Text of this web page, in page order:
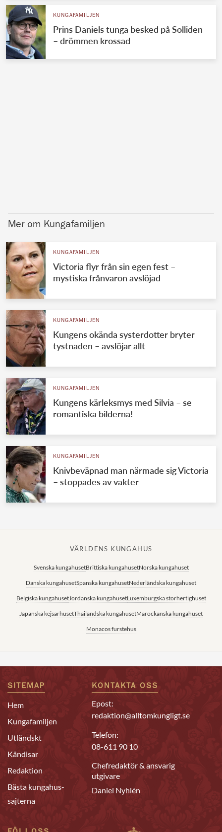
KUNGAFAMILJEN
Prins Daniels tunga besked på Solliden
– drömmen krossad
Mer om Kungafamiljen
KUNGAFAMILJEN
Victoria flyr från sin egen fest –
mystiska frånvaron avslöjad
KUNGAFAMILJEN
Kungens okända systerdotter bryter
tystnaden – avslöjar allt
KUNGAFAMILJEN
Kungens kärleksmys med Silvia – se
romantiska bilderna!
KUNGAFAMILJEN
Knivbeväpnad man närmade sig Victoria
– stoppades av vakter
VÄRLDENS KUNGAHUS
Svenska kungahusetBrittiska kungahusetNorska kungahuset
Danska kungahusetSpanska kungahusetNederländska kungahuset
Belgiska kungahusetJordanska kungahusetLuxemburgska storhertighuset
Japanska kejsarhusetThailändska kungahusetMarockanska kungahuset
Monacos furstehus
SITEMAP
Hem
Kungafamiljen
Utländskt
Kändisar
Redaktion
Bästa kungahus-
sajterna
KONTAKTA OSS
Epost:
redaktion@alltomkungligt.se
Telefon:
08-611 90 10
Chefredaktör & ansvarig
utgivare
Daniel Nyhlén